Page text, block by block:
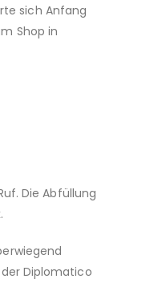
sich Anfang
Shop in
Die Abfüllung
Diplomatico